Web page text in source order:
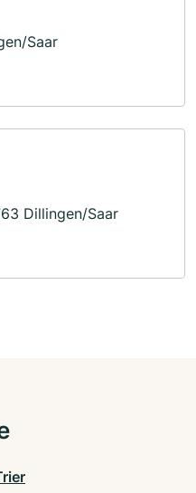
Saar
Dillingen/Saar